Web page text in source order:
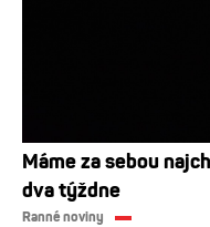
Máme za sebou
dva týždne
Ranné noviny